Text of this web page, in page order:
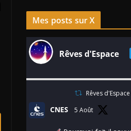
Mes posts sur X
Rêves d'Espace
Rêves
CNES 5 Août